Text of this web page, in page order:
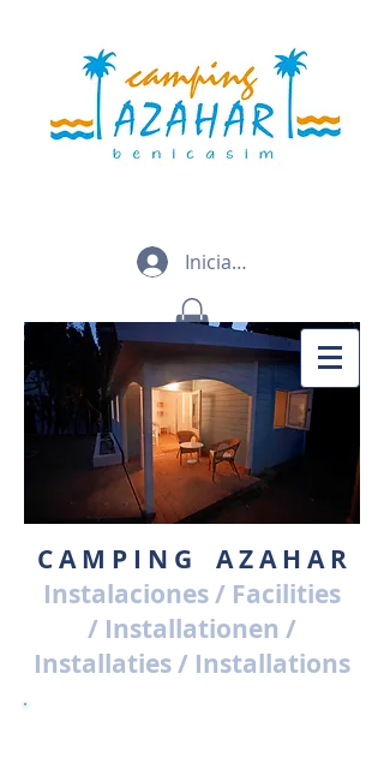
Iniciar sesión
C A M P I N G A Z A H A R
Instalaciones / Facilities
/ Installationen /
Installaties / Installations